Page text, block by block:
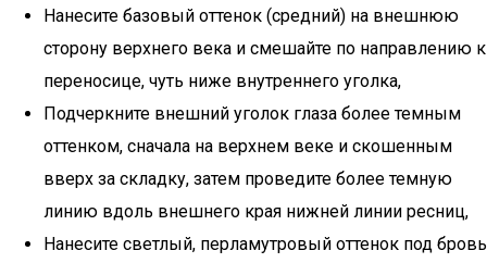
Нанесите базовый оттенок (средний) на внешнюю
сторону верхнего века и смешайте по направлению к
переносице, чуть ниже внутреннего уголка,
Подчеркните внешний уголок глаза более темным
оттенком, сначала на верхнем веке и скошенным
вверх за складку, затем проведите более темную
линию вдоль внешнего края нижней линии ресниц,
Нанесите светлый, перламутровый оттенок под бровь